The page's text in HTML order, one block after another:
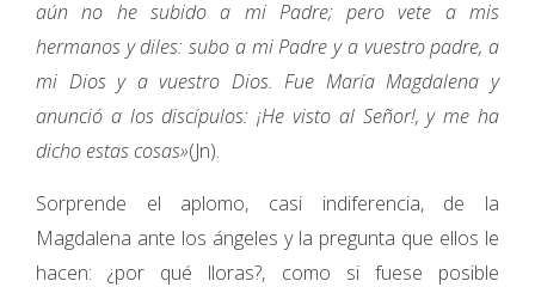
aún no he subido a mi Padre; pero vete a mis
hermanos y diles: subo a mi Padre y a vuestro padre, a
mi Dios y a vuestro Dios. Fue María Magdalena y
anunció a los discípulos: ¡He visto al Señor!, y me ha
dicho estas cosas»(Jn).
Sorprende el aplomo, casi indiferencia, de la
Magdalena ante los ángeles y la pregunta que ellos le
hacen: ¿por qué lloras?, como si fuese posible